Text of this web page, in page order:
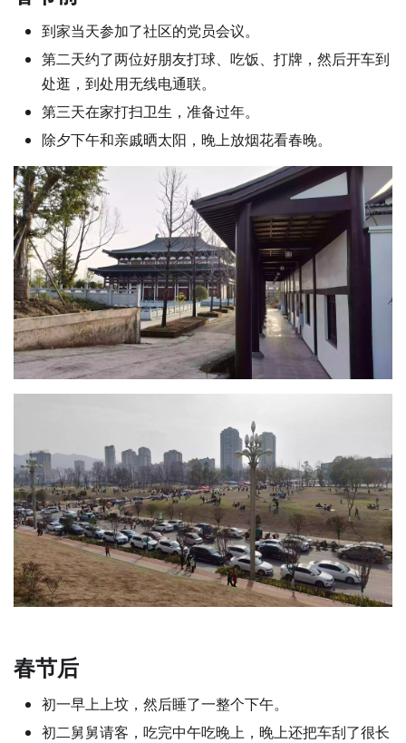
到家当天参加了社区的党员会议。
第二天约了两位好朋友打球、吃饭、打牌，然后开车到
处逛，到处用无线电通联。
第三天在家打扫卫生，准备过年。
除夕下午和亲戚晒太阳，晚上放烟花看春晚。
春节后
初一早上上坟，然后睡了一整个下午。
初二舅舅请客，吃完中午吃晚上，晚上还把车刮了很长